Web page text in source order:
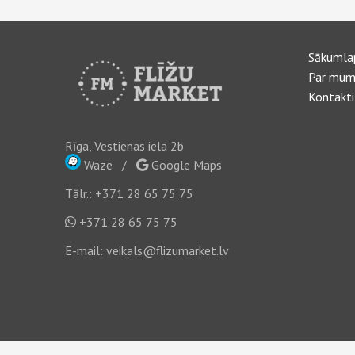
Rīga, Vestienas iela 2b
Waze /
Google Maps
Tālr.: +371 28 65 75 75
+371 28 65 75 75
E-mail: veikals@flizumarket.lv
Par
Kontakti